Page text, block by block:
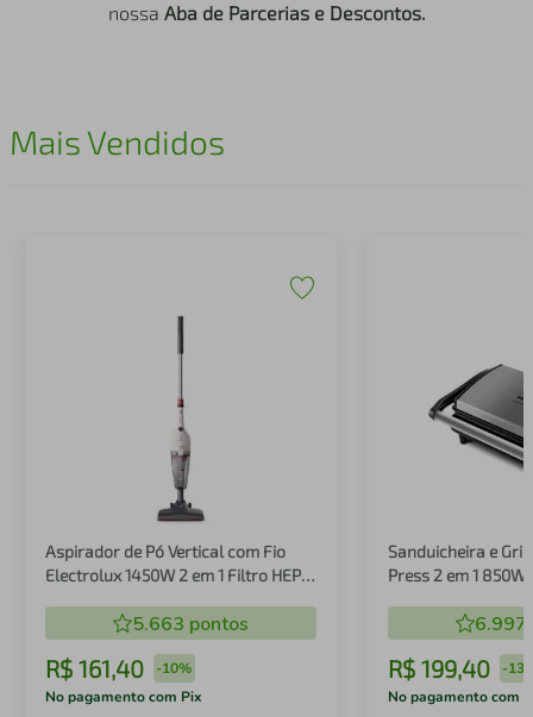
nossa Aba de Parcerias e Descontos.
Mais Vendidos
Aspirador de Pó Vertical com Fio
Electrolux 1450W 2 em 1 Filtro HEPA
5.663 pontos
R$ 161,40 -10%
No pagamento com Pix
Sanduicheira e
Press 2 em 1 850W
6.997
R$ 199,40 -
No pagamento com